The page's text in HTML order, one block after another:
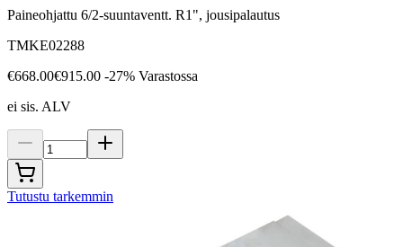
Paineohjattu 6/2-suuntaventt. R1", jousipalautus
TMKE02288
€668.00€915.00 -27% Varastossa
ei sis. ALV
Tutustu tarkemmin